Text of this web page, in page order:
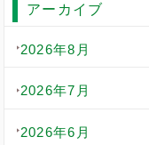
アーカイブ
2026年8月
2026年7月
2026年6月